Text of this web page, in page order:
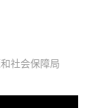
社会保障局